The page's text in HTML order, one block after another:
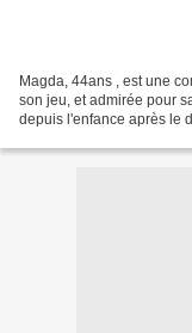
Magda, 44ans , est une
son jeu, et admirée pour
depuis l'enfance après le